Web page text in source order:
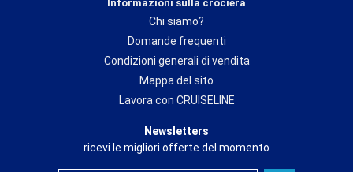
Informazioni sulla crociera
Chi siamo?
Domande frequenti
Condizioni generali di vendita
Mappa del sito
Lavora con CRUISELINE
Newsletters
ricevi le migliori offerte del momento